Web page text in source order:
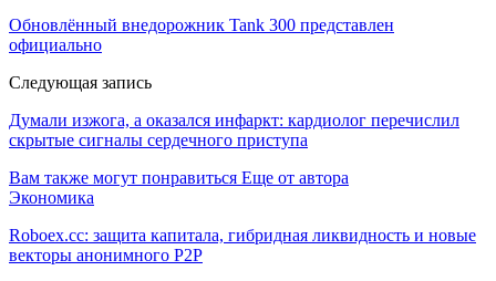
Обновлённый внедорожник Tank 300 представлен
официально
Следующая запись
Думали изжога, а оказался инфаркт: кардиолог перечислил
скрытые сигналы сердечного приступа
Вам также могут понравиться Еще от автора
Экономика
Roboex.cc: защита капитала, гибридная ликвидность и новые
векторы анонимного P2P